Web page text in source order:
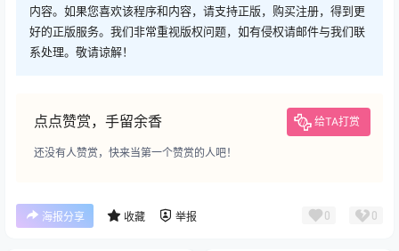
内容。如果您喜欢该程序和内容，请支持正版，购买注册，得到更
好的正版服务。我们非常重视版权问题，如有侵权请邮件与我们联
系处理。敬请谅解！
点点赞赏，手留余香 给TA打赏
还没有人赞赏，快来当第一个赞赏的人吧！
海报分享 收藏 举报 0 0